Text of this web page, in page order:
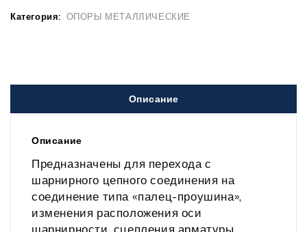
Категория: ОПОРЫ МЕТАЛЛИЧЕСКИЕ
Описание
Описание
Предназначены для перехода с
шарнирного цепного соединения на
соединение типа «палец-проушина»,
изменения расположения оси
шарнирности, сцепления арматуры,